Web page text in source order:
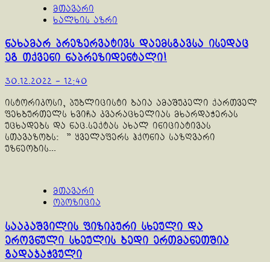
მთავარი
ხალხის აზრი
ნახამარ პრეზერვატივს დაემსგავსა ისედაც
ეგ თქვენი ნაპრეზიდენტალი!
30.12.2022 - 12:40
ისტორიკოსი, პუბლიცისტი ბაია ამაშუკელი ქართველ
ფეხბურთელს ხვიჩა კვარაცხელიას მხარდაჭერას
უცხადებს და ნაც.სექტას ახალ ინიციატივას
სთავაზობს: " ყველაფერს ჰქონია საზღვარი
უზნეობის...
მთავარი
ოპოზიცია
სააკაშვილის ფიზიკური სხეული და
ეროვნული სხეულის ბედი ერთმანეთშია
გადაჯაჭვული